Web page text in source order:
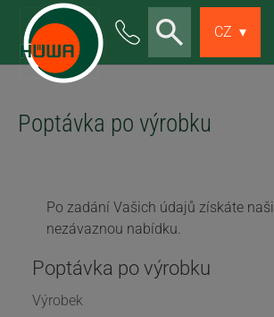
Skip to main content
CZ ▾
Poptávka po výrobku
Po zadání Vašich údajů získáte naši
nezávaznou nabídku.
Poptávka po výrobku
Výrobek